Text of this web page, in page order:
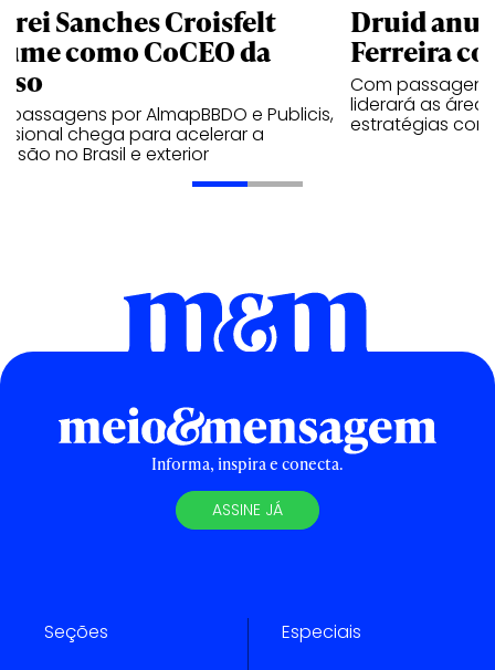
Sanches Croisfelt
como CoCEO da
passagens por AlmapBBDO e Publicis,
chega para acelerar a
no Brasil e exterior
Druid
Ferreira
Com
liderará as
estratégias
Informa, inspira e conecta.
ASSINE JÁ
Seções Especiais